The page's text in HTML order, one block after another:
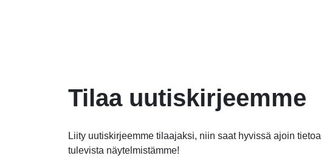
Tilaa uutiskirjeemme
Liity uutiskirjeemme tilaajaksi, niin saat hyvissä ajoin tietoa
tulevista näytelmistämme!